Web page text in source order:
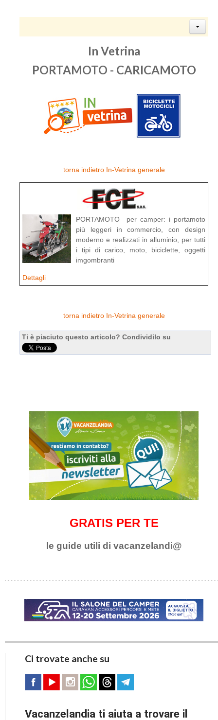
In Vetrina
PORTAMOTO - CARICAMOTO
torna indietro In-Vetrina generale
PORTAMOTO per camper: i portamoto
più leggeri in commercio, con design
moderno e realizzati in alluminio, per tutti
i tipi di carico, moto, biciclette, oggetti
imgombranti
Dettagli
torna indietro In-Vetrina generale
Ti è piaciuto questo articolo? Condividilo su
GRATIS PER TE
le guide utili di vacanzelandi@
Ci trovate anche su
Vacanzelandia ti aiuta a trovare il